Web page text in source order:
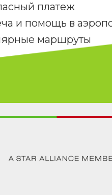
платеж
и помощь в
маршруты